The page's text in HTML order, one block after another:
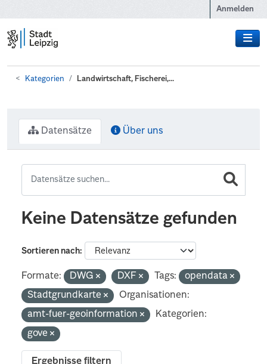
Anmelden
Kategorien Landwirtschaft, Fischerei,...
Datensätze Über uns
Keine Datensätze gefunden
Sortieren nach
Formate: DWG DXF Tags:
opendata
Stadtgrundkarte
Organisationen:
amt-fuer-geoinformation
Kategorien:
gove
Ergebnisse filtern